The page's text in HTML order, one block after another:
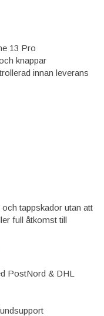
13 Pro
knappar
innan leverans
tappskador utan att
full åtkomst till
PostNord & DHL